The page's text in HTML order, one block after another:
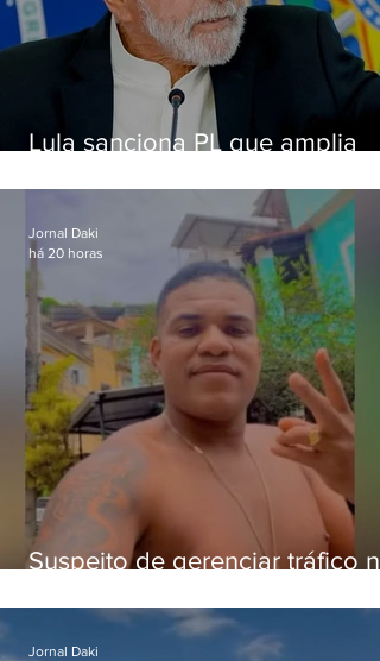
Lula sanciona PL que amplia
crianças
Suspeito de gerenciar tráfico na
foragido
Jornal Daki
há 20 horas
Jornal Daki